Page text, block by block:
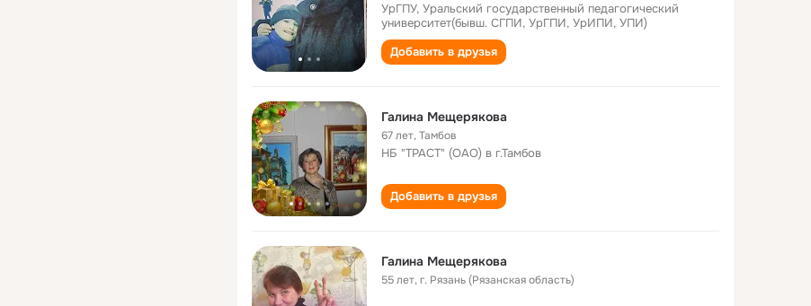
УрГПУ, Уральский государственный педагогический
университет(бывш. СГПИ, УрГПИ, УрИПИ, УПИ)
Добавить в друзья
Галина Мещерякова
67 лет,Тамбов
НБ "ТРАСТ" (ОАО) в г.Тамбов
Добавить в друзья
Галина Мещерякова
55 лет,г. Рязань (Рязанская область)